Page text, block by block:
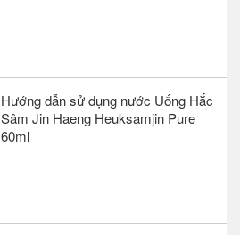
Hướng dẫn sử dụng nước Uống Hắc
Sâm Jin Haeng Heuksamjin Pure
60ml